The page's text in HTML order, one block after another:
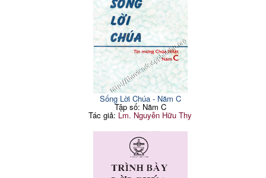
Sống Lời Chúa - Năm C
Tập số: Năm C
Tác giả: Lm. Nguyễn Hữu Thy